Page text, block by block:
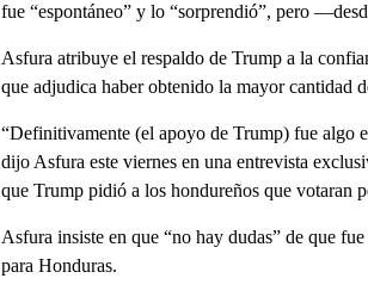
fue “espontáneo” y lo “sorprendió”, pero
Asfura atribuye el respaldo de Trump a la
que adjudica haber obtenido la mayor cantidad
“Definitivamente (el apoyo de Trump) fue algo
dijo Asfura este viernes en una entrevista
que Trump pidió a los hondureños que votaran
Asfura insiste en que “no hay dudas” de que
para Honduras.